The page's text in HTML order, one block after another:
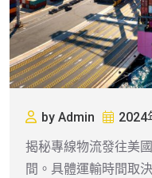
by Admin 2024
揭秘專線物流發往美
間。具體運輸時間取